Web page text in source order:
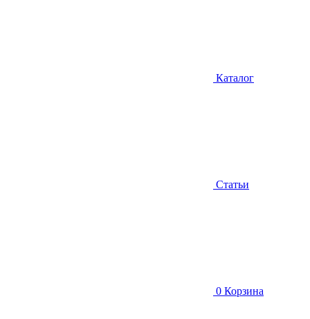
Каталог
Статьи
0 Корзина